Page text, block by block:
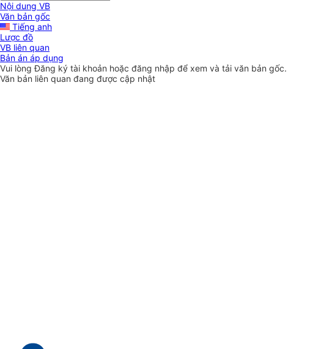
Nội dung VB
Văn bản gốc
Tiếng anh
Lược đồ
VB liên quan
Bản án áp dụng
Vui lòngĐăng ký tài khoản hoặc đăng nhập để xem và tải văn bản gốc.
Văn bản liên quan đang được cập nhật